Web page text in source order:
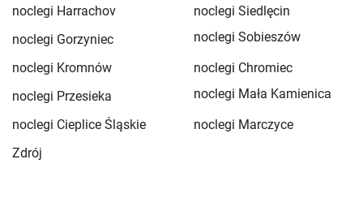
noclegi Harrachov
noclegi Siedlęcin
noclegi Gorzyniec
noclegi Sobieszów
noclegi Kromnów
noclegi Chromiec
noclegi Przesieka
noclegi Mała Kamienica
noclegi Cieplice Śląskie
Zdrój
noclegi Marczyce